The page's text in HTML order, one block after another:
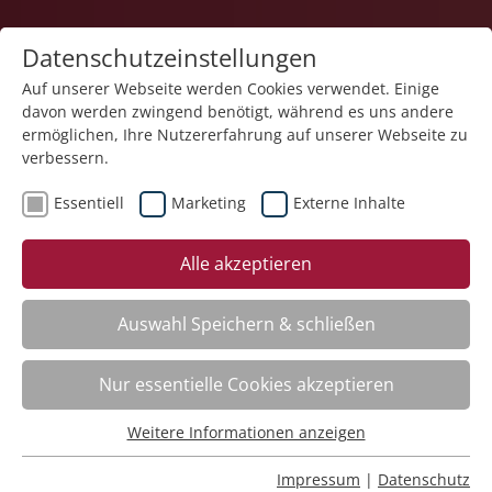
1
Veranstaltung "Systemisches Arbeiten in der
Erziehung, Betreuung und Assistenz von Kindern,
Jugendlichen und Erwachsenen – Übungstag" (Nr.
07) wurde in den Warenkorb gelegt.
Fachbereich
ADHS. Aufmerksamkeitsdefizit-Hyperaktivitätsstörung
Nr.:
261101
Datenschutzeinstellungen
Auf unserer Webseite werden Cookies verwendet. Einige
davon werden zwingend benötigt, während es uns andere
ermöglichen, Ihre Nutzererfahrung auf unserer Webseite zu
verbessern.
Essentiell Marketing Externe Inhalte
Alle akzeptieren
Auswahl Speichern & schließen
Nur essentielle Cookies akzeptieren
Essentielle Cookies werden für grundlegende Funktionen
Weitere Informationen anzeigen
Impressum | Datenschutz